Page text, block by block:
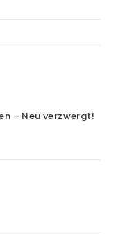
– Neu verzwergt!